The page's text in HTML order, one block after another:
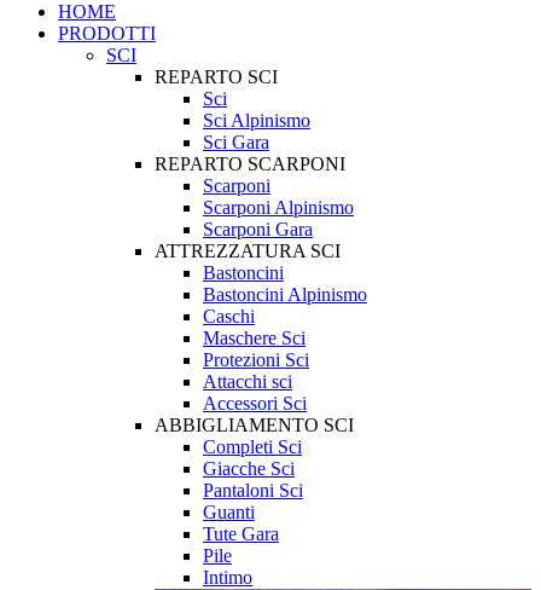
HOME
PRODOTTI
SCI
REPARTO SCI
Sci
Sci Alpinismo
Sci Gara
REPARTO SCARPONI
Scarponi
Scarponi Alpinismo
Scarponi Gara
ATTREZZATURA SCI
Bastoncini
Bastoncini Alpinismo
Caschi
Maschere Sci
Protezioni Sci
Attacchi sci
Accessori Sci
ABBIGLIAMENTO SCI
Completi Sci
Giacche Sci
Pantaloni Sci
Guanti
Tute Gara
Pile
Intimo